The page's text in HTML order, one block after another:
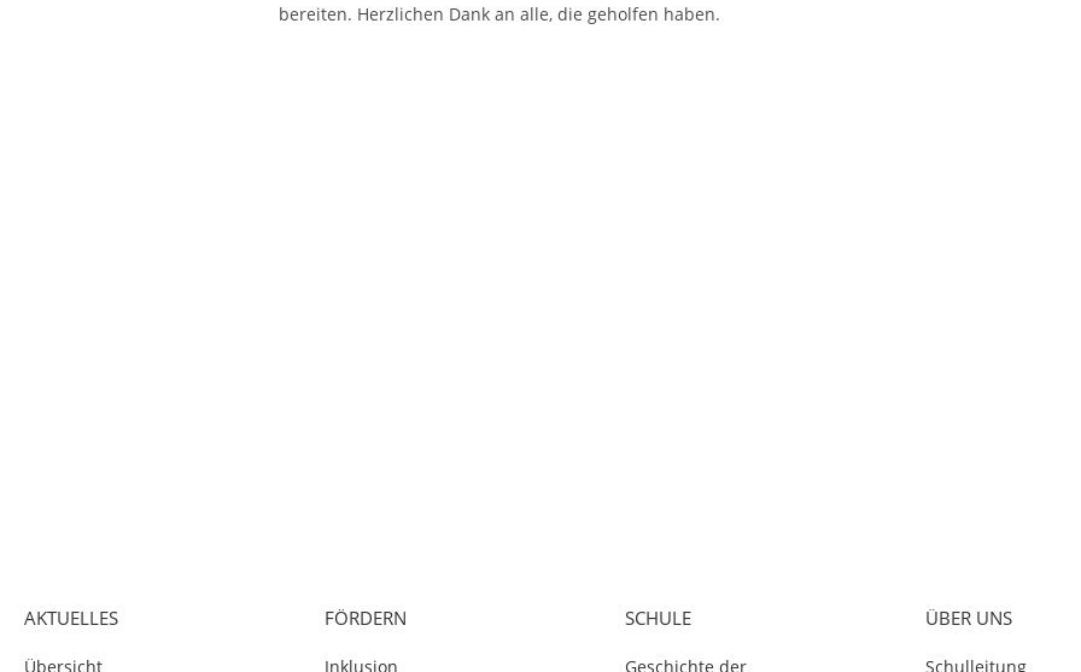
bereiten. Herzlichen Dank an alle, die geholfen haben.
AKTUELLES FÖRDERN SCHULE ÜBER UNS
Übersicht Inklusion Geschichte der Schulleitung